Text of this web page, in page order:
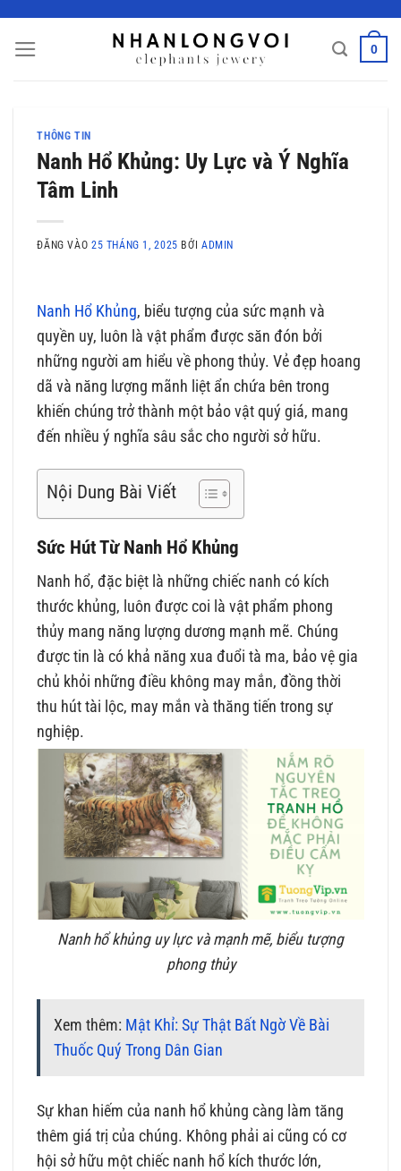
nội
0
THÔNG TIN
Nanh Hổ Khủng: Uy Lực và Ý Nghĩa
Tâm Linh
ĐĂNG VÀO 25 THÁNG 1, 2025 BỞI ADMIN
Nanh Hổ Khủng, biểu tượng của sức mạnh và
quyền uy, luôn là vật phẩm được săn đón bởi
những người am hiểu về phong thủy. Vẻ đẹp hoang
dã và năng lượng mãnh liệt ẩn chứa bên trong
khiến chúng trở thành một bảo vật quý giá, mang
đến nhiều ý nghĩa sâu sắc cho người sở hữu.
Nội Dung Bài Viết
Sức Hút Từ Nanh Hổ Khủng
Nanh hổ, đặc biệt là những chiếc nanh có kích
thước khủng, luôn được coi là vật phẩm phong
thủy mang năng lượng dương mạnh mẽ. Chúng
được tin là có khả năng xua đuổi tà ma, bảo vệ gia
chủ khỏi những điều không may mắn, đồng thời
thu hút tài lộc, may mắn và thăng tiến trong sự
nghiệp.
Nanh hổ khủng uy lực và mạnh mẽ, biểu tượng
phong thủy
Xem thêm: Mật Khỉ: Sự Thật Bất Ngờ Về Bài
Thuốc Quý Trong Dân Gian
Sự khan hiếm của nanh hổ khủng càng làm tăng
thêm giá trị của chúng. Không phải ai cũng có cơ
hội sở hữu một chiếc nanh hổ kích thước lớn,